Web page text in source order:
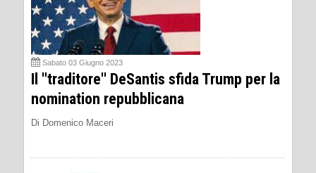
Sabato 03 Giugno 2023
Il ''traditore'' DeSantis sfida Trump per la
nomination repubblicana
Di Domenico Maceri